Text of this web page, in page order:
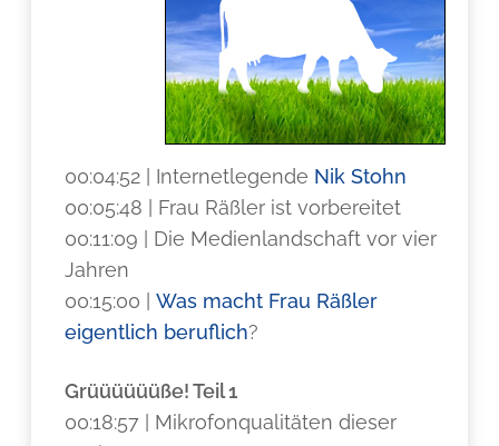
00:04:52 | Internetlegende Nik Stohn
00:05:48 | Frau Räßler ist vorbereitet
00:11:09 | Die Medienlandschaft vor vier
Jahren
00:15:00 |Was macht Frau Räßler
eigentlich beruflich?
Grüüüüüüße! Teil 1
00:18:57 | Mikrofonqualitäten dieser